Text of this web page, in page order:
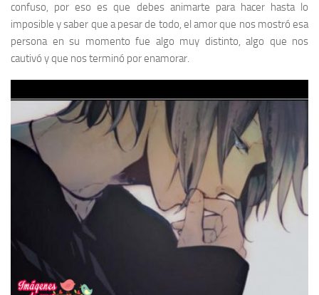
confuso, por eso es que debes animarte para hacer hasta lo
imposible y saber que a pesar de todo, el amor que nos mostró esa
persona en su momento fue algo muy distinto, algo que nos
cautivó y que nos terminó por enamorar.